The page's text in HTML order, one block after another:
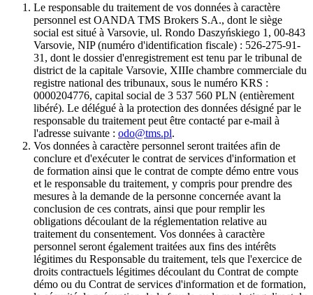
Le responsable du traitement de vos données à caractère
personnel est OANDA TMS Brokers S.A., dont le siège
social est situé à Varsovie, ul. Rondo Daszyńskiego 1, 00-843
Varsovie, NIP (numéro d'identification fiscale) : 526-275-91-
31, dont le dossier d'enregistrement est tenu par le tribunal de
district de la capitale Varsovie, XIIIe chambre commerciale du
registre national des tribunaux, sous le numéro KRS :
0000204776, capital social de 3 537 560 PLN (entièrement
libéré). Le délégué à la protection des données désigné par le
responsable du traitement peut être contacté par e-mail à
l'adresse suivante : odo@tms.pl.
Vos données à caractère personnel seront traitées afin de
conclure et d'exécuter le contrat de services d'information et
de formation ainsi que le contrat de compte démo entre vous
et le responsable du traitement, y compris pour prendre des
mesures à la demande de la personne concernée avant la
conclusion de ces contrats, ainsi que pour remplir les
obligations découlant de la réglementation relative au
traitement du consentement. Vos données à caractère
personnel seront également traitées aux fins des intérêts
légitimes du Responsable du traitement, tels que l'exercice de
droits contractuels légitimes découlant du Contrat de compte
démo ou du Contrat de services d'information et de formation,